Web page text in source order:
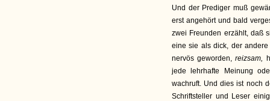
Und der Prediger muß
erst angehört und bald
zwei Freunden erzählt, daß
eine sie als dick, der
nervös geworden,reizsam,
jede lehrhafte Meinung
wachruft. Und dies ist noch
Schriftsteller und Leser